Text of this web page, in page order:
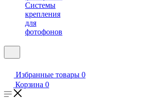
Системы
крепления
для
фотофонов
Избранные товары 0
Корзина 0